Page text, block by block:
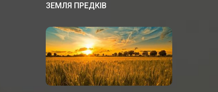
ЗЕМЛЯ ПРЕДКІВ